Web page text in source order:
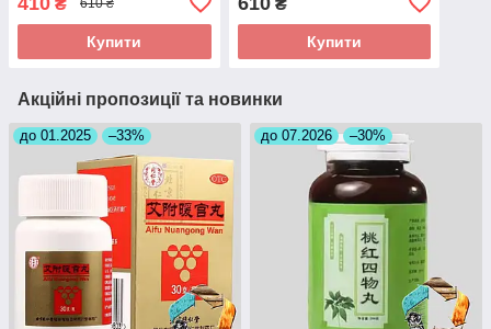
610 ₴
Купити Купити
Акційні пропозиції та новинки
до 01.2025 –33% до 07.2026 –30%